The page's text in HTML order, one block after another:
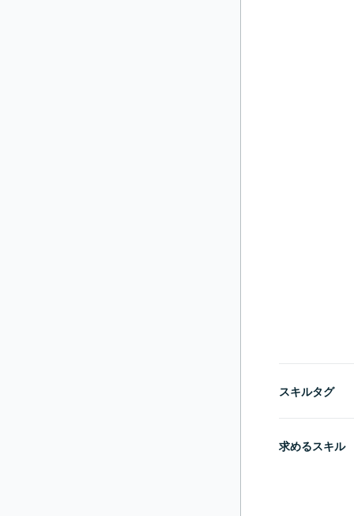
スキルタグ
求めるスキル